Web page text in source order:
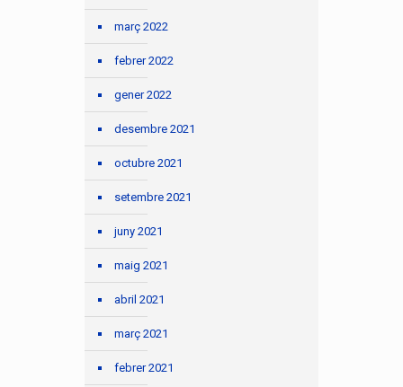
març 2022
febrer 2022
gener 2022
desembre 2021
octubre 2021
setembre 2021
juny 2021
maig 2021
abril 2021
març 2021
febrer 2021